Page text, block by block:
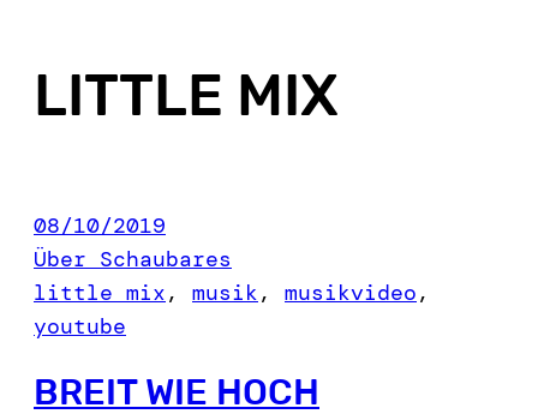
LITTLE MIX
08/10/2019
Über Schaubares
little mix, musik, musikvideo
youtube
BREIT WIE HOCH